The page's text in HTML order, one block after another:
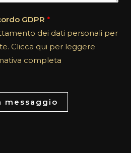
GDPR *
dei dati personali per
Clicca qui per leggere
completa
messaggio